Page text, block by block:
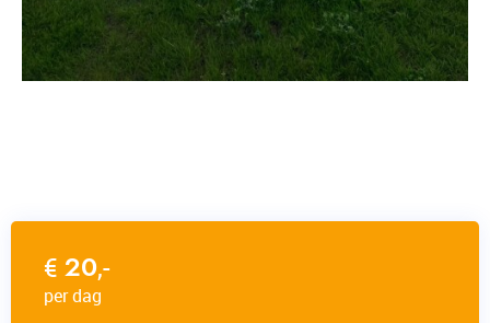
€ 20,-
per dag